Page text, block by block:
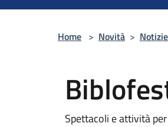
Home > Novità > Notizie
Spettacoli e attività